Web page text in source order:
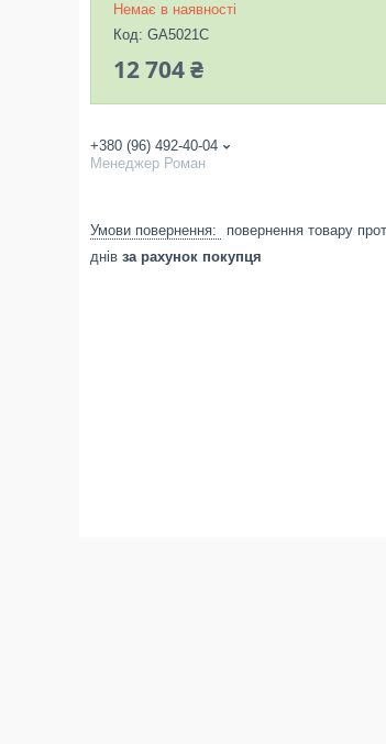
Немає в наявності
Код: GA5021C
12 704 ₴
+380 (96) 492-40-04
Менеджер Роман
повернення товару
днів за рахунок покупця